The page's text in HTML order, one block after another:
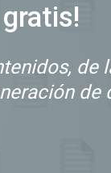
de
de